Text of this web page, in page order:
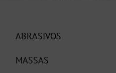
ABRASIVOS
MASSAS